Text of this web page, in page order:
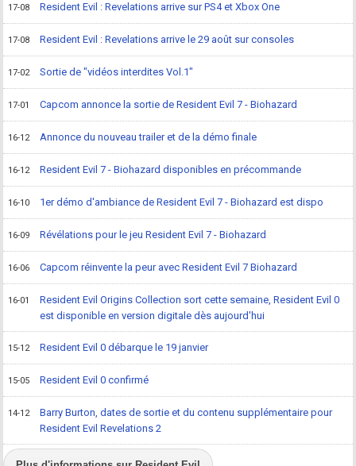
17-08 Resident Evil : Revelations arrive sur PS4 et Xbox One
17-08 Resident Evil : Revelations arrive le 29 août sur consoles
17-02 Sortie de "vidéos interdites Vol.1"
17-01 Capcom annonce la sortie de Resident Evil 7 - Biohazard
16-12 Annonce du nouveau trailer et de la démo finale
16-12 Resident Evil 7 - Biohazard disponibles en précommande
16-10 1er démo d'ambiance de Resident Evil 7 - Biohazard est dispo
16-09 Révélations pour le jeu Resident Evil 7 - Biohazard
16-06 Capcom réinvente la peur avec Resident Evil 7 Biohazard
16-01
Resident Evil Origins Collection sort cette semaine, Resident Evil 0
est disponible en version digitale dès aujourd'hui
15-12 Resident Evil 0 débarque le 19 janvier
15-05 Resident Evil 0 confirmé
14-12
Barry Burton, dates de sortie et du contenu supplémentaire pour
Resident Evil Revelations 2